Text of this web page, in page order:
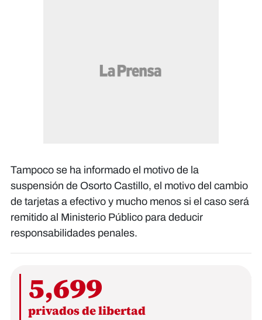
Tampoco se ha informado el motivo de la
suspensión de Osorto Castillo, el motivo del cambio
de tarjetas a efectivo y mucho menos si el caso será
remitido al Ministerio Público para deducir
responsabilidades penales.
5,699
privados de libertad